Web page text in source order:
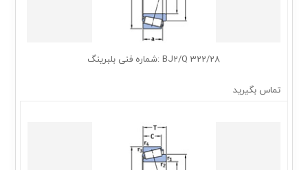
322/28 BJ2/Q :شماره فنی بلبرینگ
تماس بگیرید